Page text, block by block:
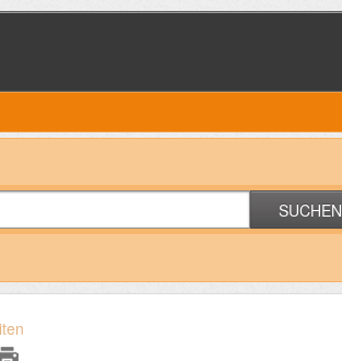
SUCHEN